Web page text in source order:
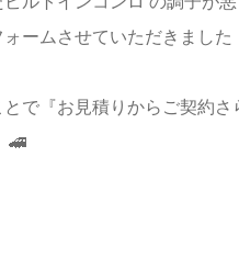
ームさせていただきました
で『お見積りからご契約さ
🚄